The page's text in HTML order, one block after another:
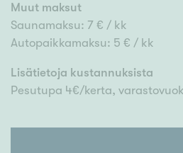
Muut maksut
Saunamaksu: 7 € / kk
Autopaikkamaksu: 5 € / kk
Lisätietoja kustannuksista
Pesutupa 4€/kerta,